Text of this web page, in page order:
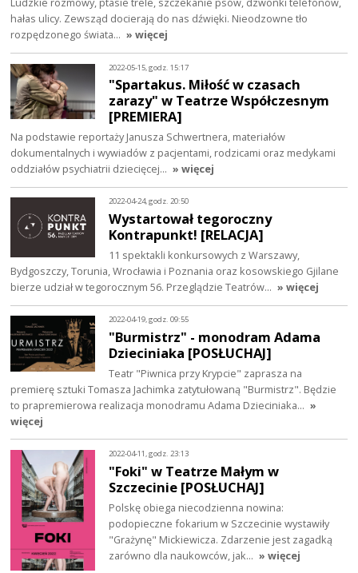
hałas ulicy. Zewsząd docierają do nas dźwięki. Nieodzowne tło
rozpędzonego świata… » więcej
2022-05-15, godz. 15:17
"Spartakus. Miłość w czasach
zarazy" w Teatrze Współczesnym
[PREMIERA]
Na podstawie reportaży Janusza Schwertnera, materiałów
dokumentalnych i wywiadów z pacjentami, rodzicami oraz medykami
oddziałów psychiatrii dziecięcej… » więcej
2022-04-24, godz. 20:50
Wystartował tegoroczny
Kontrapunkt! [RELACJA]
11 spektakli konkursowych z Warszawy,
Bydgoszczy, Torunia, Wrocławia i Poznania oraz kosowskiego Gjilane
bierze udział w tegorocznym 56. Przeglądzie Teatrów… » więcej
2022-04-19, godz. 09:55
"Burmistrz" - monodram Adama
Dzieciniaka [POSŁUCHAJ]
Teatr "Piwnica przy Krypcie" zaprasza na
premierę sztuki Tomasza Jachimka zatytułowaną "Burmistrz". Będzie
to prapremierowa realizacja monodramu Adama Dzieciniaka… »
więcej
2022-04-11, godz. 23:13
"Foki" w Teatrze Małym w
Szczecinie [POSŁUCHAJ]
Polskę obiega niecodzienna nowina:
podopieczne fokarium w Szczecinie wystawiły
"Grażynę" Mickiewicza. Zdarzenie jest zagadką
zarówno dla naukowców, jak… » więcej